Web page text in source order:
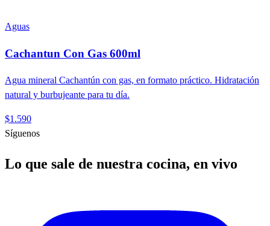
Aguas
Cachantun Con Gas 600ml
Agua mineral Cachantún con gas, en formato práctico. Hidratación
natural y burbujeante para tu día.
$1.590
Síguenos
Lo que sale de nuestra cocina, en vivo